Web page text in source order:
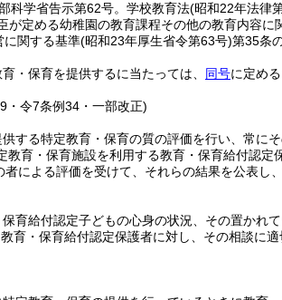
科学省告示第62号。学校教育法(昭和22年法律
が定める幼稚園の教育課程その他の教育内容に
関する基準(昭和23年厚生省令第63号)第35条
・保育を提供するに当たっては、 同号に定め
・令7条例34・一部改正)
する特定教育・保育の質の評価を行い、常に
教育・保育施設を利用する教育・保育給付認
による評価を受けて、それらの結果を公表し
育給付認定子どもの心身の状況、その置かれ
育・保育給付認定保護者に対し、その相談に